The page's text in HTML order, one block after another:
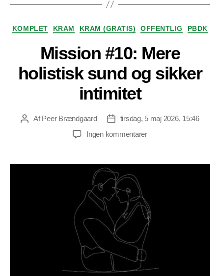
Kategorier
KOMPLET KRAM KRAM (GRATIS) OFFENTLIG PBDK
Mission #10: Mere
holistisk sund og sikker
intimitet
Indlægsforfatter
AfPeer Brændgaard Indlægsdato
tirsdag, 5 maj 2026, 15:46
Ingen kommentarertil
Mere
sikker
intimitet